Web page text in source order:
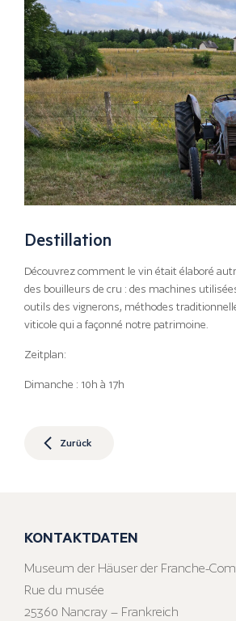
Destillation
Découvrez comment le vin était élaboré
des bouilleurs de cru : des machines
outils des vignerons, méthodes
viticole qui a façonné notre patrimoine.
Zeitplan:
Dimanche : 10h à 17h
Zurück
KONTAKTDATEN
Museum der Häuser der Franche-
Rue du musée
25360 Nancray – Frankreich